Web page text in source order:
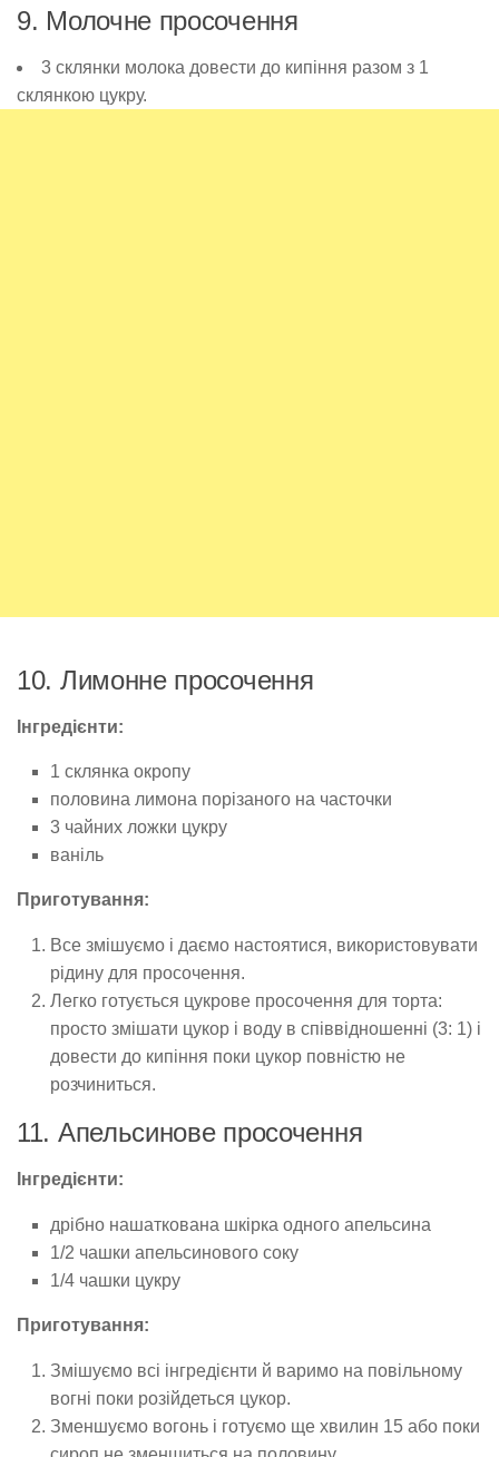
9. Молочне просочення
3 склянки молока довести до кипіння разом з 1
склянкою цукру.
10. Лимонне просочення
Інгредієнти:
1 склянка окропу
половина лимона порізаного на часточки
3 чайних ложки цукру
ваніль
Приготування:
Все змішуємо і даємо настоятися, використовувати
рідину для просочення.
Легко готується цукрове просочення для торта:
просто змішати цукор і воду в співвідношенні (3: 1) і
довести до кипіння поки цукор повністю не
розчиниться.
11. Апельсинове просочення
Інгредієнти:
дрібно нашаткована шкірка одного апельсина
1/2 чашки апельсинового соку
1/4 чашки цукру
Приготування:
Змішуємо всі інгредієнти й варимо на повільному
вогні поки розійдеться цукор.
Зменшуємо вогонь і готуємо ще хвилин 15 або поки